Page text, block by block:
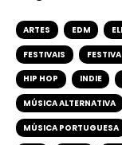
ARTES EDM
FESTIVAIS
HIP HOP INDIE
MÚSICA ALTERNATIVA
MÚSICA PORTUGUESA